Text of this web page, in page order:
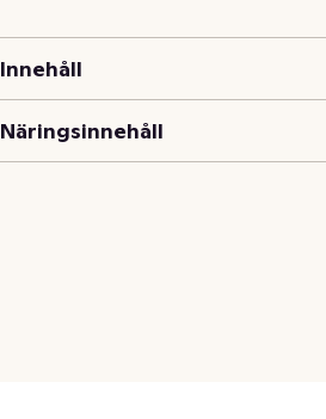
Innehåll
Näringsinnehåll